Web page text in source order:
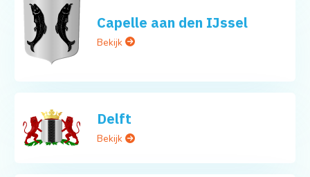
Capelle aan den IJssel
Bekijk
Delft
Bekijk